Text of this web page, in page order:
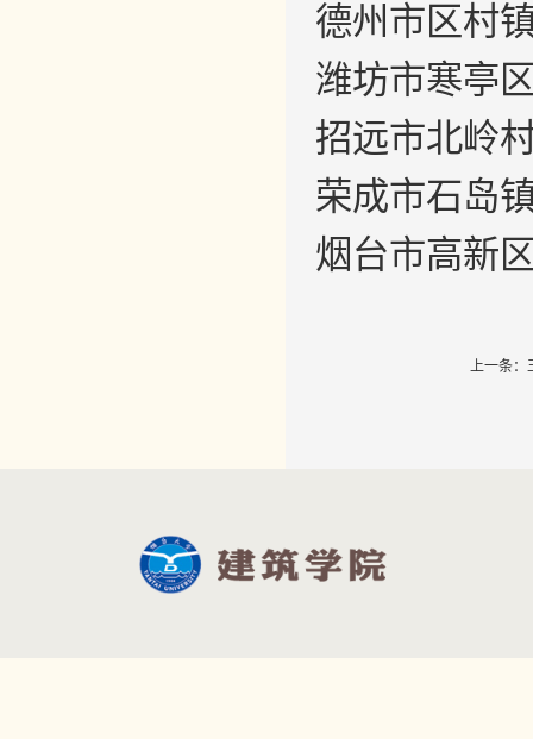
德州市区村
潍坊市寒亭
招远市北岭
荣成市石岛
烟台市高新
上一条：